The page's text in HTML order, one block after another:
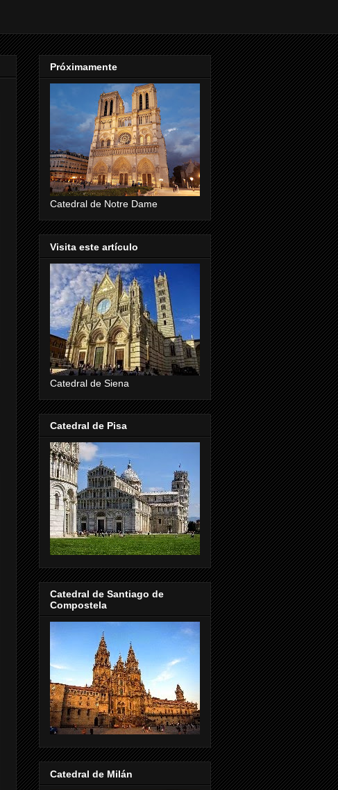
Próximamente
Catedral de Notre Dame
Visita este artículo
Catedral de Siena
Catedral de Pisa
Catedral de Santiago de
Compostela
Catedral de Milán